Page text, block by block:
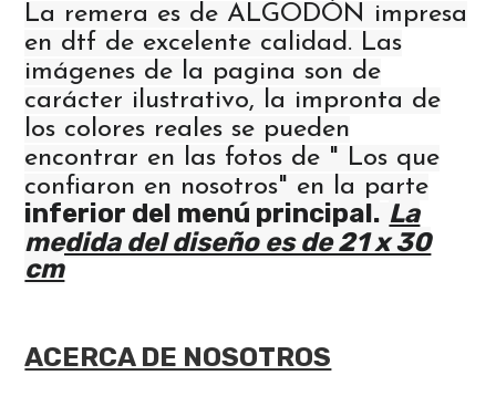
La remera es de ALGODÓN impresa
en dtf de excelente calidad. Las
imágenes de la pagina son de
carácter ilustrativo, la impronta de
los colores reales se pueden
encontrar en las fotos de " Los que
confiaron en nosotros" en la parte
inferior del menú principal. La
medida del diseño es de 21 x 30
cm
ACERCA DE NOSOTROS